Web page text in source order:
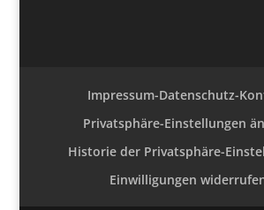
Impressum-Datenschutz-
Privatsphäre-Einstellungen
Historie der Privatsphäre-
Einwilligungen